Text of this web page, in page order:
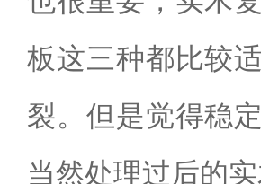
板这三种都比较
裂。但是觉得稳
当然处理过后的